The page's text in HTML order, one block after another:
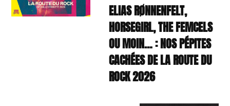
ELIAS RØNNENFELT,
HORSEGIRL, THE FEMCELS
OU MOIN… : NOS PÉPITES
CACHÉES DE LA ROUTE DU
ROCK 2026